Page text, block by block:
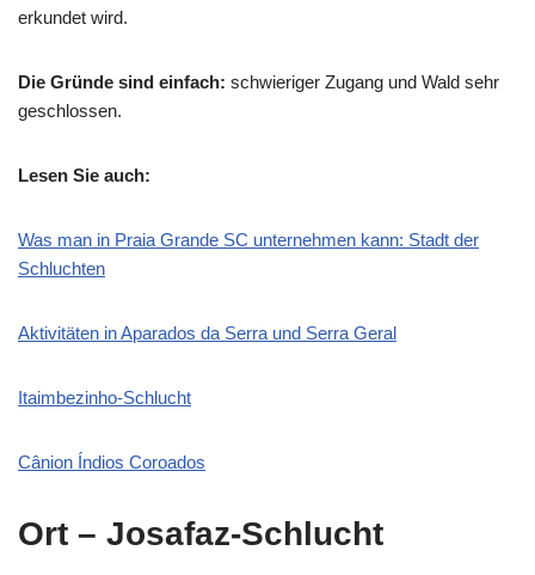
erkundet wird.
Die Gründe sind einfach: schwieriger Zugang und Wald sehr
geschlossen.
Lesen Sie auch:
Was man in Praia Grande SC unternehmen kann: Stadt der
Schluchten
Aktivitäten in Aparados da Serra und Serra Geral
Itaimbezinho-Schlucht
Cânion Índios Coroados
Ort – Josafaz-Schlucht